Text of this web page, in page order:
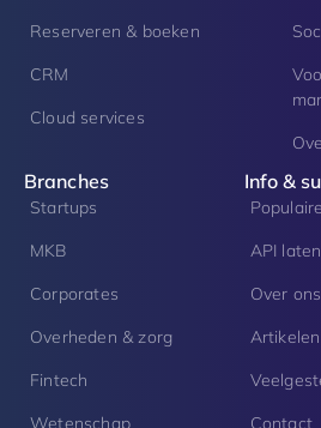
Branches
Startups
MKB
Corporates
Overheden & zorg
Fintech
Wetenschap
Reserveren & boeken
CRM
Cloud services
Info &
API
Over ons
Artikelen
Contact